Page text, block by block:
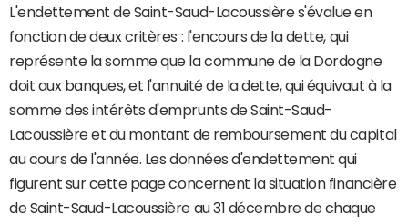
L'endettement de Saint-Saud-Lacoussière s'évalue en
fonction de deux critères : l'encours de la dette, qui
représente la somme que la commune de la Dordogne
doit aux banques, et l'annuité de la dette, qui équivaut à la
somme des intérêts d'emprunts de Saint-Saud-
Lacoussière et du montant de remboursement du capital
au cours de l'année. Les données d'endettement qui
figurent sur cette page concernent la situation financière
de Saint-Saud-Lacoussière au 31 décembre de chaque